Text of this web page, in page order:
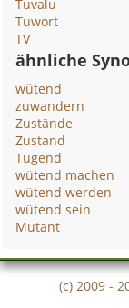
Tuvalu
Tuwort
TV
ähnliche
wütend
zuwandern
Zustände
Zustand
Tugend
wütend machen
wütend werden
wütend sein
Mutant
(c) 2009 -